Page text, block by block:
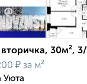
30м²,
₽ за м²
Уюта